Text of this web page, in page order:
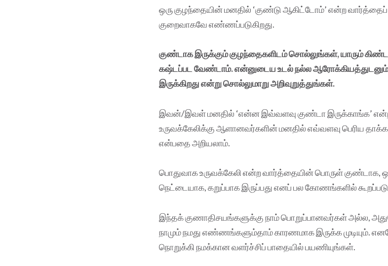
ஒரு குழந்தையின் மனதில் ‘குண்டு ஆகிட்டோம்’ என்ற வார்த்தைப்
குறைவாகவே எண்ணப்படுகிறது.
குண்டாக இருக்கும் குழந்தைகளிடம் சொல்லுங்கள், யாரும்
கஷ்டப்பட வேண்டாம். என்னுடைய உடல் நல்ல ஆரோக்கியத்துடனும்
இருக்கிறது என்று சொல்லுமாறு அறிவுறுத்துங்கள்.
இவன்/இவள் மனதில் ‘என்ன இவ்வளவு குண்டா இருக்காங்க’
உருவக்கேலிக்கு ஆளானவர்களின் மனதில் எவ்வளவு பெரிய
என்பதை அறியலாம்.
பொதுவாக உருவக்கேலி என்ற வார்த்தையின் பொருள் குண்டாக,
நெட்டையாக, கறுப்பாக இருப்பது எனப் பல கோணங்களில்
இந்தக் குணாதிசயங்களுக்கு நாம் பொறுப்பானவர்கள் அல்ல,
நாமும் நமது எண்ணங்களும்தாம் காரணமாக இருக்க முடியும்.
நொறுக்கி நமக்கான வளர்ச்சிப் பாதையில் பயணியுங்கள்.